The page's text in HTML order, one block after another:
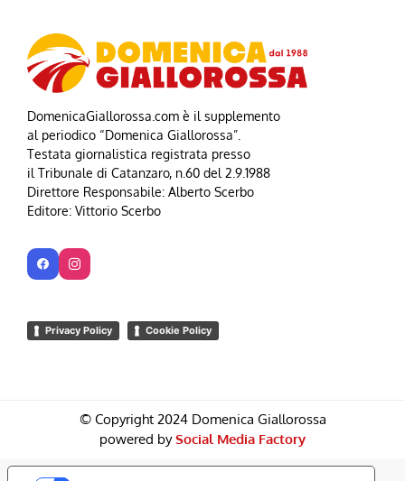
DomenicaGiallorossa.com è il supplemento
al periodico “Domenica Giallorossa”.
Testata giornalistica registrata presso
il Tribunale di Catanzaro, n.60 del 2.9.1988
Direttore Responsabile: Alberto Scerbo
Editore: Vittorio Scerbo
Privacy Policy Cookie Policy
© Copyright 2024 Domenica Giallorossa
powered bySocial Media Factory